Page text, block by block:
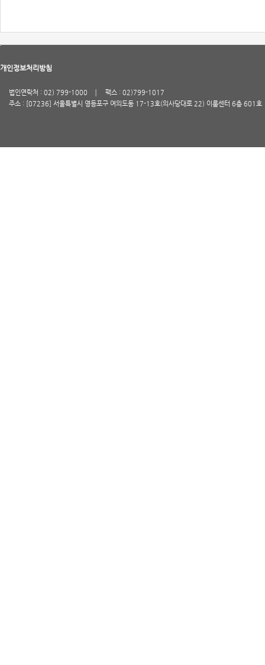
개인정보처리방침
법인연락처 : 02) 799-1000
팩스 : 02)799-1017
주소 : [07236] 서울특별시 영등포구 여의도동 17-13호(의사당대로 22) 이룸센터 6층 601호